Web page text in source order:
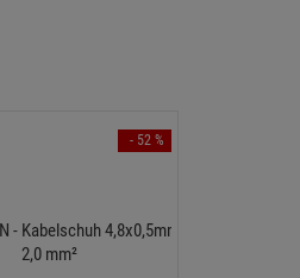
- Kabelschuh 4,8x0,5mm für 0,8-
2,0 mm²
- 52 %